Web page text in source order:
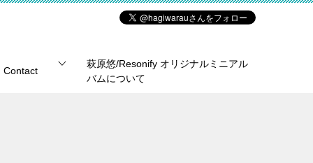
Contact
萩原悠/Resonify オリジナルミニアル
バムについて